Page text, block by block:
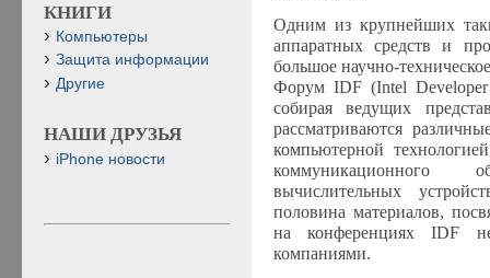
Одним из крупнейших
аппаратных средств и
большое научно-
Форум IDF (Intel
собирая ведущих
рассматриваются
компьютерной
коммуникационного
вычислительных
половина материалов,
на конференциях IDF
компаниями.
КНИГИ
Компьютеры
Защита информации
Другие
НАШИ ДРУЗЬЯ
iPhone новости